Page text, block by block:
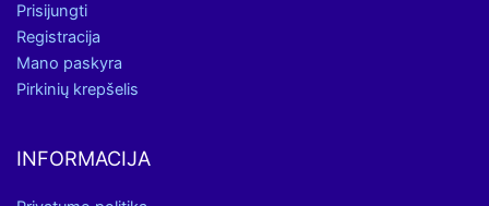
Prisijungti
Registracija
Mano paskyra
Pirkinių krepšelis
INFORMACIJA